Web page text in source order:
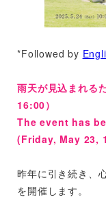
*Followed by
雨天が見込まれる
16:00）
The event has
(Friday, May 23,
昨年に引き続き、
を開催します。